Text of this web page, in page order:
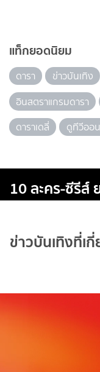
แท็กยอดนิยม
ดารา ข่าวบันเทิง
อินสตราแกรมดารา
ดาราเดลี่
ดูทีวีออ
10 ละคร-ซีรีส์
ข่าวบันเทิงที่เ